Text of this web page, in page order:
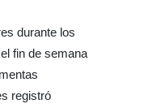
durante los
fin de semana
registró